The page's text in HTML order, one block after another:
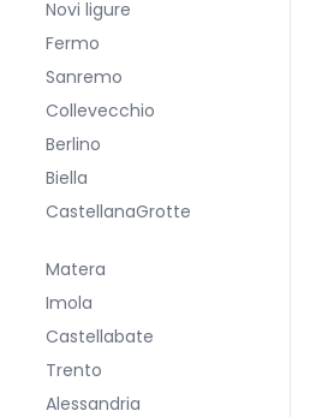
Novi ligure
Fermo
Sanremo
Collevecchio
Berlino
Biella
CastellanaGrotte
Matera
Imola
Castellabate
Trento
Alessandria